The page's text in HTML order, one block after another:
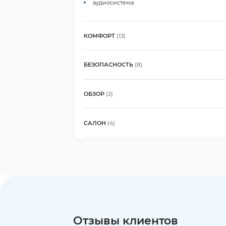
аудиосистема
КОМФОРТ (13)
БЕЗОПАСНОСТЬ (8)
ОБЗОР (2)
САЛОН (4)
Отзывы клиентов